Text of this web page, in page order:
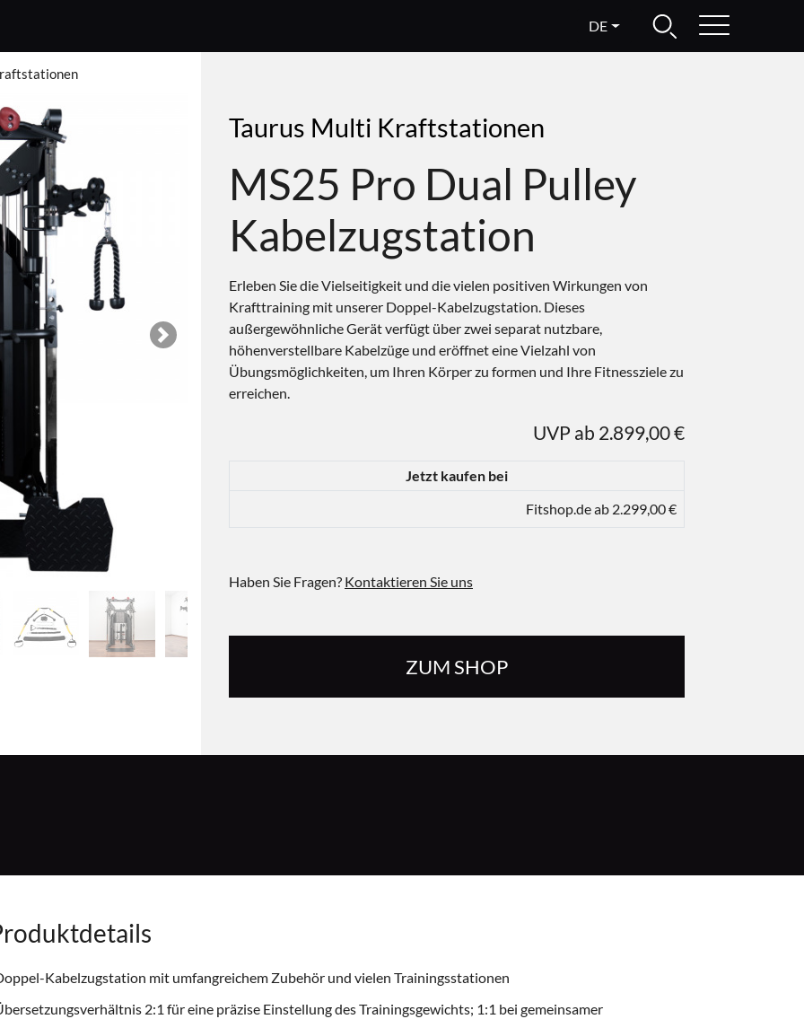
DE
Next
Taurus Multi Kraftstationen
MS25 Pro Dual Pulley
Kabelzugstation
Erleben Sie die Vielseitigkeit und die vielen positiven Wirkungen von
Krafttraining mit unserer Doppel-Kabelzugstation. Dieses
außergewöhnliche Gerät verfügt über zwei separat nutzbare,
höhenverstellbare Kabelzüge und eröffnet eine Vielzahl von
Übungsmöglichkeiten, um Ihren Körper zu formen und Ihre Fitnessziele zu
erreichen.
UVP ab 2.899,00 €
Jetzt kaufen bei
Fitshop.de ab 2.299,00 €
Haben Sie Fragen? Kontaktieren Sie uns
ZUM SHOP
Kabelzugstation mit umfangreichem Zubehör und vielen Trainingsstationen
2:1 für eine präzise Einstellung des Trainingsgewichts; 1:1 bei gemeinsamer